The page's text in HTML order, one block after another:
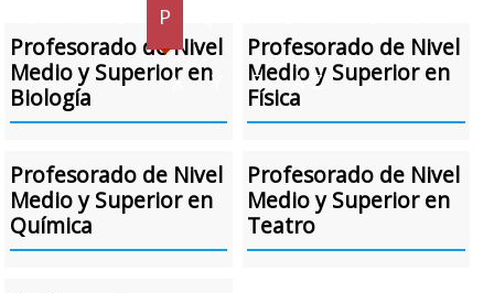
P
X Y Z A-Z
Profesorado de Nivel
Medio y Superior en
Biología
Profesorado de Nivel
Medio y Superior en
Física
Profesorado de Nivel
Medio y Superior en
Química
Profesorado de Nivel
Medio y Superior en
Teatro